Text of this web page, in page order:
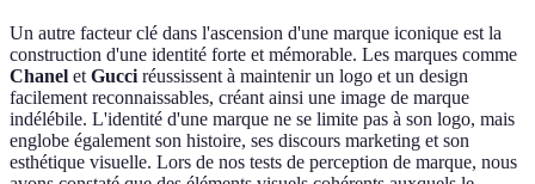
Un autre facteur clé dans l'ascension d'une marque iconique est la
construction d'une identité forte et mémorable. Les marques comme
Chanel et Gucci réussissent à maintenir un logo et un design
facilement reconnaissables, créant ainsi une image de marque
indélébile. L'identité d'une marque ne se limite pas à son logo, mais
englobe également son histoire, ses discours marketing et son
esthétique visuelle. Lors de nos tests de perception de marque, nous